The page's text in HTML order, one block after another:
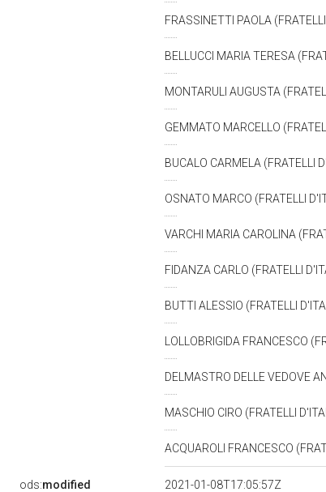
FRASSINETTI PAOLA
BELLUCCI MARIA TERESA
MONTARULI AUGUSTA
GEMMATO MARCELLO
BUCALO CARMELA (FRATELLI
OSNATO MARCO (FRATELLI
VARCHI MARIA CAROLINA
FIDANZA CARLO (FRATELLI
BUTTI ALESSIO (FRATELLI
LOLLOBRIGIDA FRANCESCO
DELMASTRO DELLE VEDOVE
MASCHIO CIRO (FRATELLI
ACQUAROLI FRANCESCO
ods:modified 2021-01-08T17:05:57Z